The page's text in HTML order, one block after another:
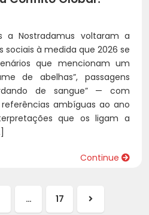
a Nostradamus voltaram a
sociais à medida que 2026 se
que mencionam um
de abelhas”, passagens
de sangue” — com
ambíguas ao ano
que os ligam a
Continue
… 17